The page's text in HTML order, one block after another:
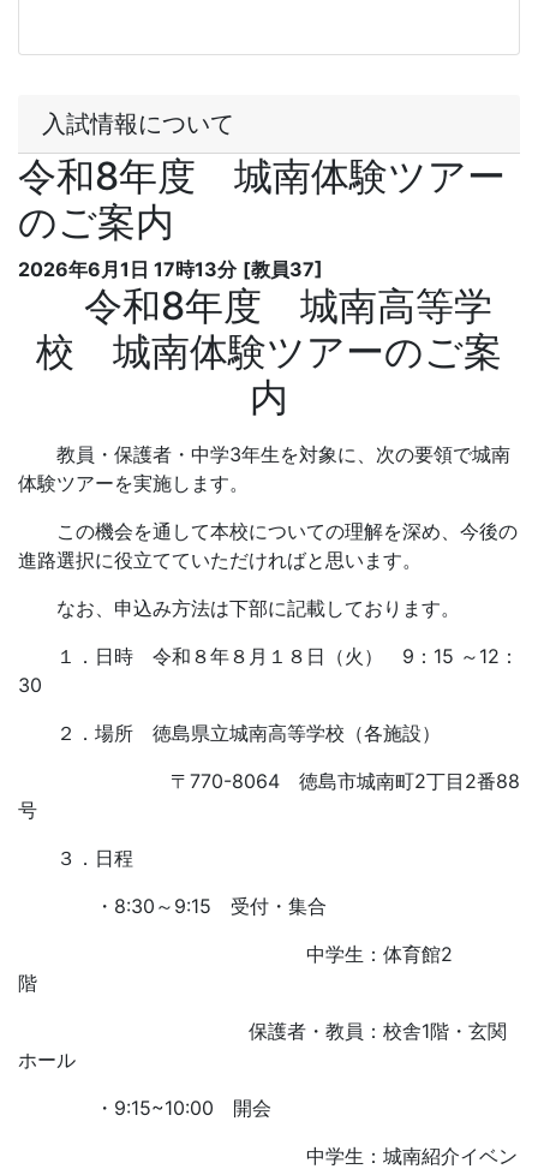
入試情報について
令和8年度 城南体験ツアー
のご案内
2026年6月1日 17時13分 [教員37]
令和8年度 城南高等学
校 城南体験ツアーのご案
内
教員・保護者・中学3年生を対象に、次の要領で城南
体験ツアーを実施します。
この機会を通して本校についての理解を深め、今後の
進路選択に役立てていただければと思います。
なお、申込み方法は下部に記載しております。
１．日時 令和８年８月１８日（火） 9：15 ～12：
30
２．場所 徳島県立城南高等学校（各施設）
〒770-8064 徳島市城南町2丁目2番88
号
３．日程
・8:30～9:15 受付・集合
中学生：体育館2
階
保護者・教員：校舎1階・玄関
ホール
・9:15~10:00 開会
中学生：城南紹介イベン